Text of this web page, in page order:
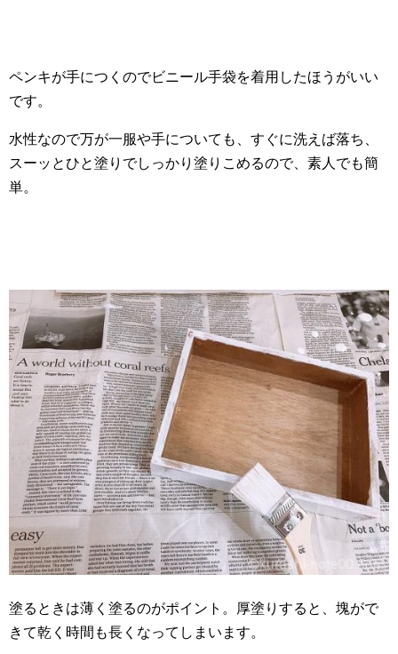
ペンキが手につくのでビニール手袋を着用したほうがいい
です。
水性なので万が一服や手についても、すぐに洗えば落ち、
スーッとひと塗りでしっかり塗りこめるので、素人でも簡
単。
塗るときは薄く塗るのがポイント。厚塗りすると、塊がで
きて乾く時間も長くなってしまいます。